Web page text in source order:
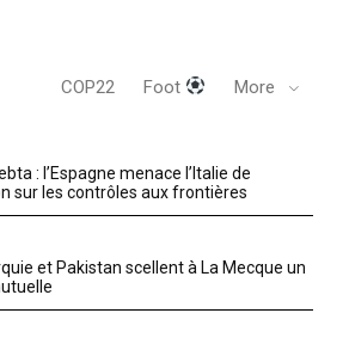
COP22 Foot More
: l’Espagne menace l’Italie de
sur les contrôles aux frontières
et Pakistan scellent à La Mecque un